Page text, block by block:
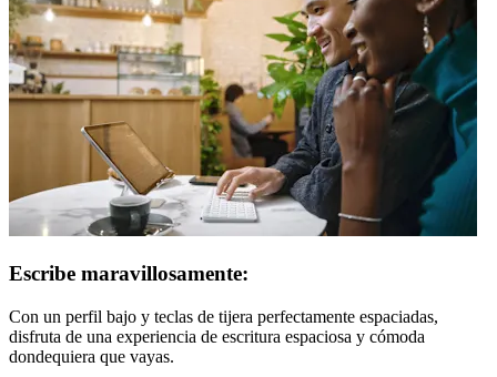
Escribe maravillosamente:
Con un perfil bajo y teclas de tijera perfectamente espaciadas,
disfruta de una experiencia de escritura espaciosa y cómoda
dondequiera que vayas.